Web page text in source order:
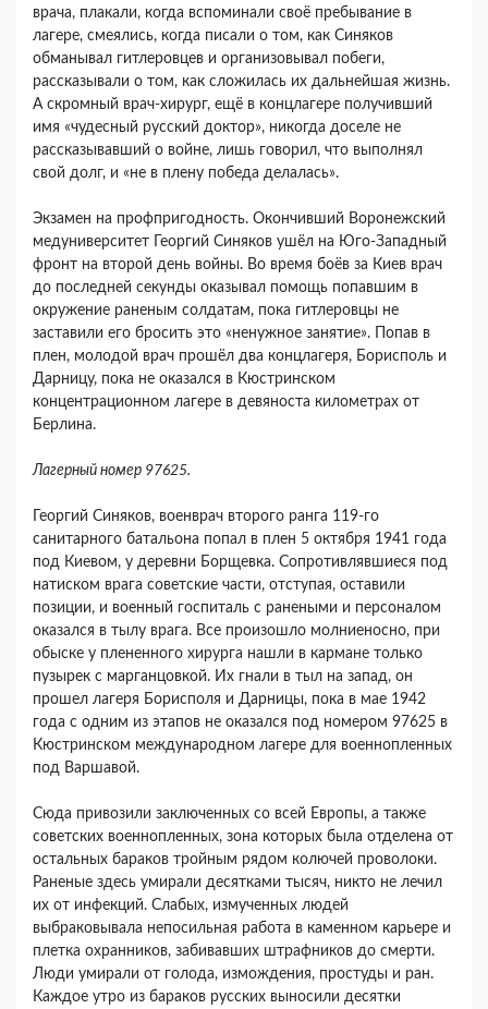
врача, плакали, когда вспоминали своё пребывание в
лагере, смеялись, когда писали о том, как Синяков
обманывал гитлеровцев и организовывал побеги,
рассказывали о том, как сложилась их дальнейшая жизнь.
А скромный врач-хирург, ещё в концлагере получивший
имя «чудесный русский доктор», никогда доселе не
рассказывавший о войне, лишь говорил, что выполнял
свой долг, и «не в плену победа делалась».
Экзамен на профпригодность. Окончивший Воронежский
медуниверситет Георгий Синяков ушёл на Юго-Западный
фронт на второй день войны. Во время боёв за Киев врач
до последней секунды оказывал помощь попавшим в
окружение раненым солдатам, пока гитлеровцы не
заставили его бросить это «ненужное занятие». Попав в
плен, молодой врач прошёл два концлагеря, Борисполь и
Дарницу, пока не оказался в Кюстринском
концентрационном лагере в девяноста километрах от
Берлина.
Лагерный номер 97625.
Георгий Синяков, военврач второго ранга 119-го
санитарного батальона попал в плен 5 октября 1941 года
под Киевом, у деревни Борщевка. Сопротивлявшиеся под
натиском врага советские части, отступая, оставили
позиции, и военный госпиталь с ранеными и персоналом
оказался в тылу врага. Все произошло молниеносно, при
обыске у плененного хирурга нашли в кармане только
пузырек с марганцовкой. Их гнали в тыл на запад, он
прошел лагеря Борисполя и Дарницы, пока в мае 1942
года с одним из этапов не оказался под номером 97625 в
Кюстринском международном лагере для военнопленных
под Варшавой.
Сюда привозили заключенных со всей Европы, а также
советских военнопленных, зона которых была отделена от
остальных бараков тройным рядом колючей проволоки.
Раненые здесь умирали десятками тысяч, никто не лечил
их от инфекций. Слабых, измученных людей
выбраковывала непосильная работа в каменном карьере и
плетка охранников, забивавших штрафников до смерти.
Люди умирали от голода, измождения, простуды и ран.
Каждое утро из бараков русских выносили десятки